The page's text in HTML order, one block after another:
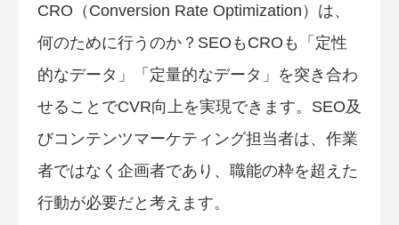
CRO（Conversion Rate Optimization）は、
何のために行うのか？SEOもCROも「定性
的なデータ」「定量的なデータ」を突き合わ
せることでCVR向上を実現できます。SEO及
びコンテンツマーケティング担当者は、作業
者ではなく企画者であり、職能の枠を超えた
行動が必要だと考えます。